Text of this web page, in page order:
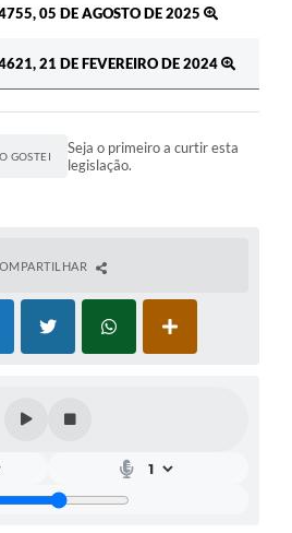
05 DE AGOSTO DE 2025
21 DE FEVEREIRO DE 2024
GOSTEI
Seja o primeiro a curtir esta
legislação.